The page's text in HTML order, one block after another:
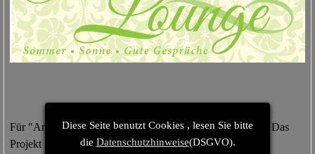
Für "Artenoah" wird weiterhin die Werbetrommel gerührt. Das
Projekt ist noch nicht Geschichte. Vorstellung auf der
Diese Seite benutzt Cookies , lesen Sie bitte
die Datenschutzhinweise(DSGVO).